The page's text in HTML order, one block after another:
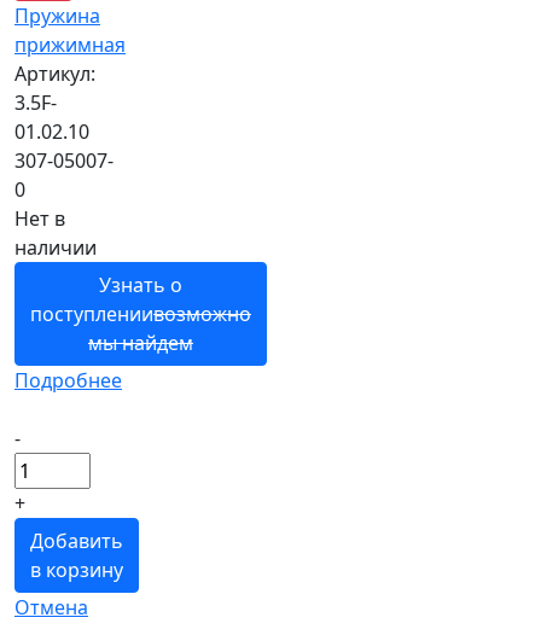
Пружина
прижимная
Артикул:
3.5F-
01.02.10
307-05007-
0
Нет в
наличии
Узнать о
поступлениивозможно
мы найдем
Подробнее
-
+
Добавить
в корзину
Отмена